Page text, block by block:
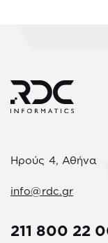
Ηρούς 4, Αθήνα
info@rdc.gr
211 800 22